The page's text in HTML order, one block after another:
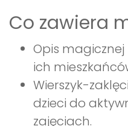
Co zawiera
Opis
ich
Wierszyk-
dzieci do
zajęciach.